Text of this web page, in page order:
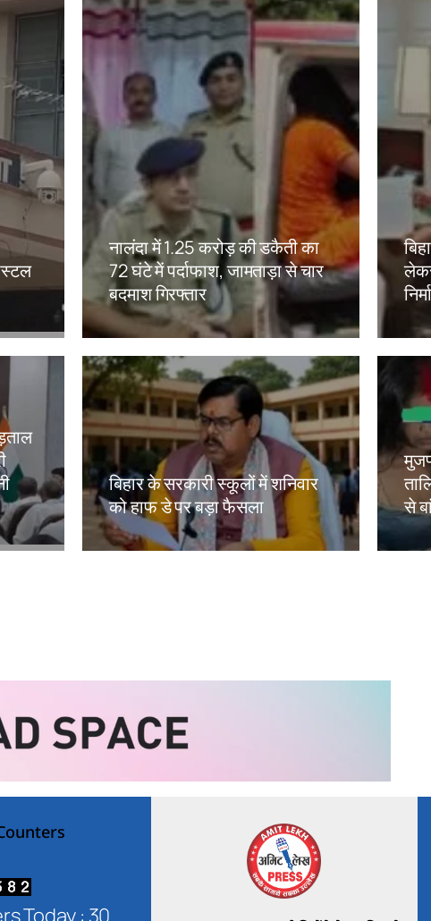
नालंदा में 1.25 करोड़ की डकैती का
72 घंटे में पर्दाफाश, जामताड़ा से चार
बदमाश गिरफ्तार
Amit Lekh
बिहार के सरकारी स्कूलों में शनिवार
को हाफ डे पर बड़ा फैसला
Amit Lekh
से